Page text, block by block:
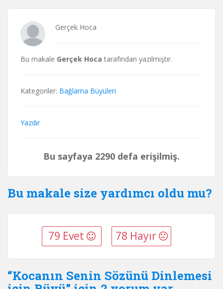
Gerçek Hoca
Bu makale Gerçek Hoca tarafından yazılmıştır.
Kategoriler: Bağlama Büyüleri
Yazdır
Bu sayfaya 2290 defa erişilmiş.
Bu makale size yardımcı oldu mu?
79 Evet 78 Hayır
“Kocanın Senin Sözünü Dinlemesi